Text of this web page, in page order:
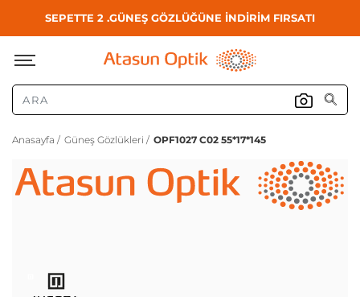
SEPETTE 2 .GÜNEŞ GÖZLÜĞÜNE İNDİRİM FIRSATI
Anasayfa / Güneş Gözlükleri / OPF1027 C02 55*17*145